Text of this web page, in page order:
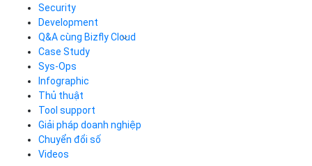
Load Balancer
Auto Scaling
Container Registry
Kubernetes
Cloud Database
Call Center
Business Email
Simple Storage
VOD
VPN
Traffic Manager
Cloud VPS
Security
Development
Q&A cùng Bizfly Cloud
Q&A về Bizfly Cloud Server
Thao tác kết nối tới server
Videos
Q&A về Bizfly Business Email
Videos
Case Study
Sys-Ops
Infographic
Thủ thuật
Tool support
Giải pháp doanh nghiệp
Chuyển đổi số
Videos